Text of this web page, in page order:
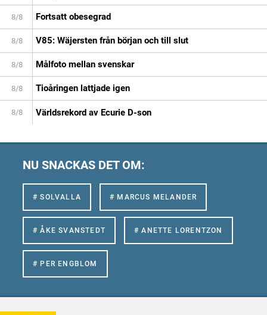
8/8 Fortsatt obesegrad
8/8 V85: Wäjersten från början och till slut
8/8 Målfoto mellan svenskar
8/8 Tioåringen lattjade igen
8/8 Världsrekord av Ecurie D-son
NU SNACKAS DET OM:
# SOLVALLA # MARCUS MELANDER
# ÅKE SVANSTEDT # ANETTE LORENTZON
# PER ENGBLOM